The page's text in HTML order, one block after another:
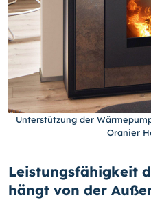
Unterstützung der
Oranier
Leistungsfähigkeit
hängt von der